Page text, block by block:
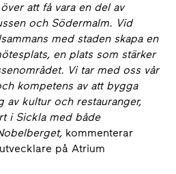
att få vara en del av
och Södermalm. Vid
med staden skapa en
en plats som stärker
Vi tar med oss vår
kompetens av att bygga
av kultur och restauranger,
i Sickla med både
kommenterar
på Atrium